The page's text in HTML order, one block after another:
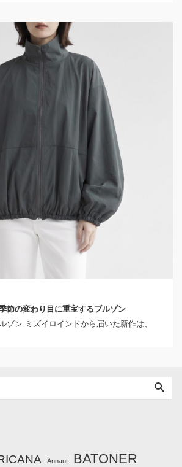
節の変わり目に重宝するブルゾン
ゾン ミズイロインドから届いた新作は、
Annaut BATONER